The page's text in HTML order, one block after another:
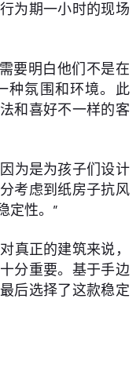
为期一小时的现场
要明白他们不是在
种氛围和环境。此
和喜好不一样的客
为是为孩子们设计
考虑到纸房子抗风
定性。”
真正的建筑来说，
分重要。基于手边
后选择了这款稳定